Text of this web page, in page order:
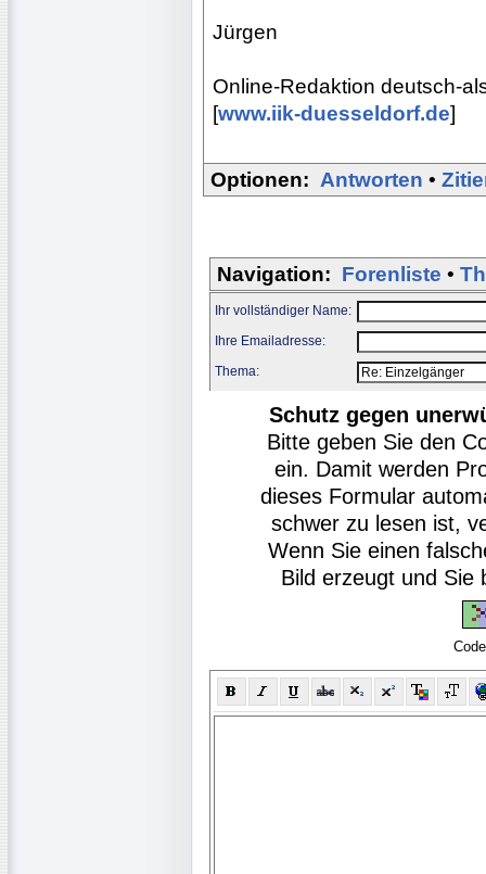
Jürgen
Online-Redaktion deutsch-
[www.iik-duesseldorf.de]
Optionen: Antworten •
Navigation: Forenliste •
Ihr vollständiger Name:
Ihre Emailadresse:
Thema:
Schutz gegen
Bitte geben Sie den
ein. Damit werden
dieses Formular
schwer zu lesen ist,
Wenn Sie einen
Bild erzeugt und Sie